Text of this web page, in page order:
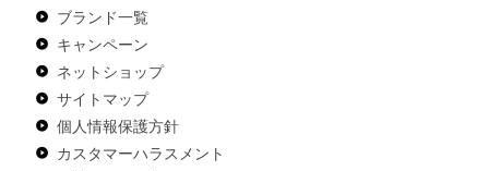
ブランド一覧
キャンペーン
ネットショップ
サイトマップ
個人情報保護方針
カスタマーハラスメント